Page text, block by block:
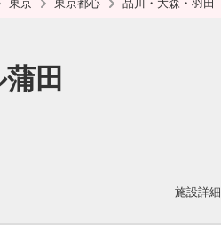
東京 東京都心 品川・大森・羽田
田
施設詳細